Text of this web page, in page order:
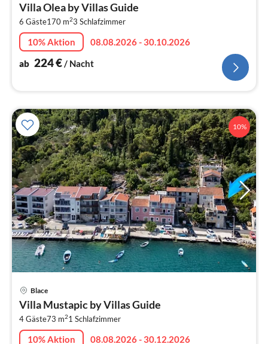
Villa Olea by Villas Guide
6 Gäste170 m23 Schlafzimmer
10% Aktion
08.08.2026 - 30.10.2026
ab 224€/ Nacht
10%
Blace
Villa Mustapic by Villas Guide
4 Gäste73 m21 Schlafzimmer
10% Aktion
08.08.2026 - 30.12.2026